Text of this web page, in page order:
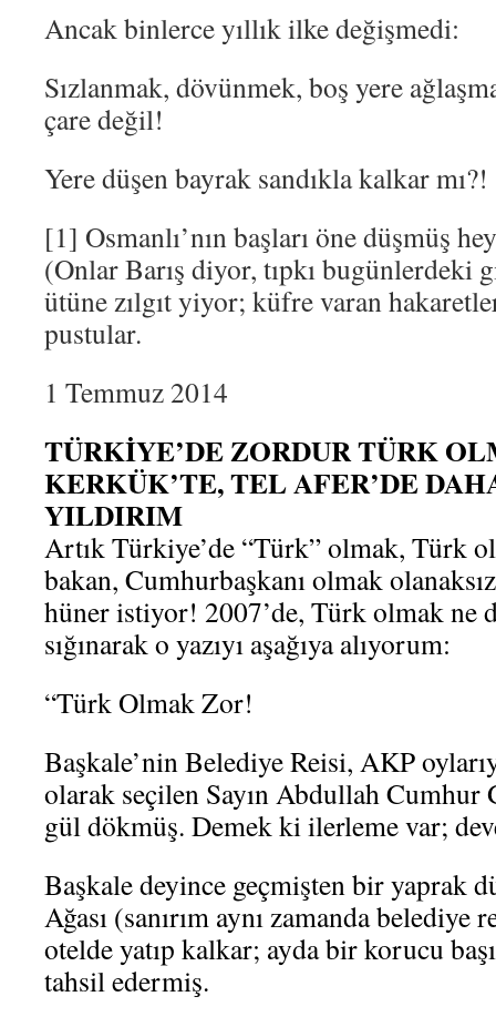
Ancak binlerce yıllık ilke değişmedi:
Sızlanmak, dövünmek, boş yere
çare değil!
Yere düşen bayrak sandıkla kalkar mı?!
[1] Osmanlı’nın başları öne düşmüş
(Onlar Barış diyor, tıpkı bugünlerdeki
ütüne zılgıt yiyor; küfre varan
pustular.
1 Temmuz 2014
TÜRKİYE’DE ZORDUR TÜRK
KERKÜK’TE, TEL AFER’DE
YILDIRIM
Artık Türkiye’de “Türk” olmak, Türk
bakan, Cumhurbaşkanı olmak
hüner istiyor! 2007’de, Türk olmak ne
sığınarak o yazıyı aşağıya alıyorum:
“Türk Olmak Zor!
Başkale’nin Belediye Reisi, AKP
olarak seçilen Sayın Abdullah Cumhur
gül dökmüş. Demek ki ilerleme var;
Başkale deyince geçmişten bir yaprak
Ağası (sanırım aynı zamanda
otelde yatıp kalkar; ayda bir korucu
tahsil edermiş.